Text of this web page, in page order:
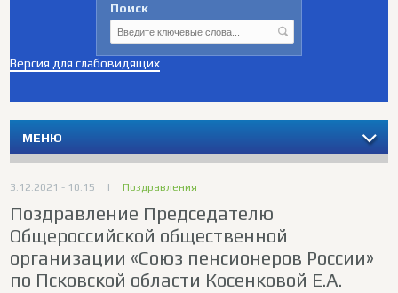
Поиск
Версия для слабовидящих
МЕНЮ
3.12.2021 - 10:15 | Поздравления
Поздравление Председателю
Общероссийской общественной
организации «Союз пенсионеров России»
по Псковской области Косенковой Е.А.